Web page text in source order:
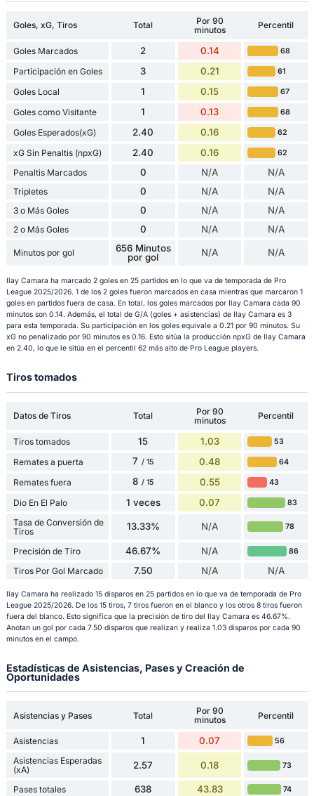
Goles, xG, Tiros Total
Por 90
minutos
Percentil
Goles Marcados 2 0.14 68
Participación en Goles 3 0.21 61
Goles Local 1 0.15 67
Goles como Visitante 1 0.13 68
Goles Esperados(xG) 2.40 0.16 62
xG Sin Penaltis (npxG) 2.40 0.16 62
Penaltis Marcados 0 N/A N/A
Tripletes 0 N/A N/A
3 o Más Goles 0 N/A N/A
2 o Más Goles 0 N/A N/A
Minutos por gol
656 Minutos
por gol
N/A N/A
Ilay Camara ha marcado 2 goles en 25 partidos en lo que va de temporada de Pro
League 2025/2026. 1 de los 2 goles fueron marcados en casa mientras que marcaron 1
goles en partidos fuera de casa. En total, los goles marcados por Ilay Camara cada 90
minutos son 0.14. Además, el total de G/A (goles + asistencias) de Ilay Camara es 3
para esta temporada. Su participación en los goles equivale a 0.21 por 90 minutos. Su
xG no penalizado por 90 minutos es 0.16. Esto sitúa la producción npxG de Ilay Camara
en 2.40, lo que le sitúa en el percentil 62 más alto de Pro League players.
Tiros tomados
Datos de Tiros Total
Por 90
minutos
Percentil
Tiros tomados 15 1.03 53
Remates a puerta 7 / 15 0.48 64
Remates fuera 8 / 15 0.55 43
Dio En El Palo 1 veces 0.07 83
Tasa de Conversión de
Tiros
13.33% N/A 78
Precisión de Tiro 46.67% N/A 86
Tiros Por Gol Marcado 7.50 N/A N/A
Ilay Camara ha realizado 15 disparos en 25 partidos en lo que va de temporada de Pro
League 2025/2026. De los 15 tiros, 7 tiros fueron en el blanco y los otros 8 tiros fueron
fuera del blanco. Esto significa que la precisión de tiro del Ilay Camara es 46.67%.
Anotan un gol por cada 7.50 disparos que realizan y realiza 1.03 disparos por cada 90
minutos en el campo.
Estadísticas de Asistencias, Pases y Creación de
Oportunidades
Asistencias y Pases Total
Por 90
minutos
Percentil
Asistencias 1 0.07 56
Asistencias Esperadas
(xA)
2.57 0.18 73
Pases totales 638 43.83 74